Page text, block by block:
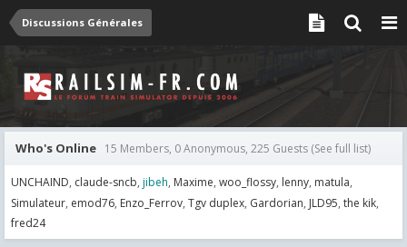
Discussions Générales
Who's Online 15 Members, 0 Anonymous, 225 Guests (See full list)
UNCHAIND claude-sncb jibeh Maxime woo_flossy lenny matula
Simulateur emod76 Enzo_Ferrov Tgv duplex Gardorian JLD95 the kik
fred24